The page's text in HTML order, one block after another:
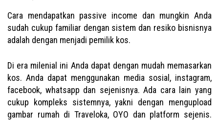
Cara mendapatkan passive income dan mungkin Anda
sudah cukup familiar dengan sistem dan resiko bisnisnya
adalah dengan menjadi pemilik kos.
Di era milenial ini Anda dapat dengan mudah memasarkan
kos. Anda dapat menggunakan media sosial, instagram,
facebook, whatsapp dan sejenisnya. Ada cara lain yang
cukup kompleks sistemnya, yakni dengan mengupload
gambar rumah di Traveloka, OYO dan platform sejenis.